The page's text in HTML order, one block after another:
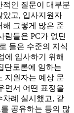
적인 질문이 대부분
았고, 입사지원자
그렇게 많은 준
람들은 PC가 없던
들은 수준의 지식
에 입사하기 위해
단토론에 임하는
지원자는 예상 문
면서 어떤 표정을
차례 실시했고, 같
공유하는 등의 많